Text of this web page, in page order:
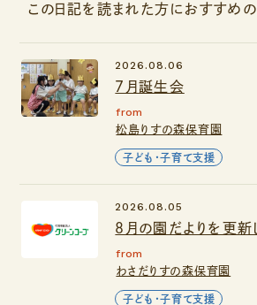
この日記を読まれた方におすすめ
７月誕生会
2026.08.06
from
松島りすの森保育園
子ども・子育て支援
８月の園だよりを更新
2026.08.05
from
わさだりすの森保育園
子ども・子育て支援